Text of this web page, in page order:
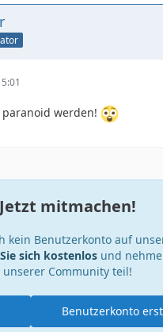
werden!
Jetzt mitmachen!
kein Benutzerkonto auf
sich kostenlosund
unserer Community teil!
Benutzerkonto